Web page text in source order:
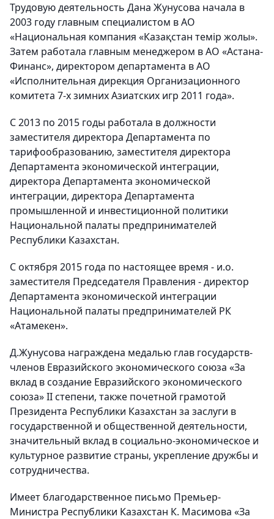
Трудовую деятельность Дана Жунусова начала в
2003 году главным специалистом в АО
«Национальная компания «Казақстан темір жолы».
Затем работала главным менеджером в АО «Астана-
Финанс», директором департамента в АО
«Исполнительная дирекция Организационного
комитета 7-х зимних Азиатских игр 2011 года».
С 2013 по 2015 годы работала в должности
заместителя директора Департамента по
тарифообразованию, заместителя директора
Департамента экономической интеграции,
директора Департамента экономической
интеграции, директора Департамента
промышленной и инвестиционной политики
Национальной палаты предпринимателей
Республики Казахстан.
С октября 2015 года по настоящее время - и.о.
заместителя Председателя Правления - директор
Департамента экономической интеграции
Национальной палаты предпринимателей РК
«Атамекен».
Д.Жунусова награждена медалью глав государств-
членов Евразийского экономического союза «За
вклад в создание Евразийского экономического
союза» II степени, также почетной грамотой
Президента Республики Казахстан за заслуги в
государственной и общественной деятельности,
значительный вклад в социально-экономическое и
культурное развитие страны, укрепление дружбы и
сотрудничества.
Имеет благодарственное письмо Премьер-
Министра Республики Казахстан К. Масимова «За